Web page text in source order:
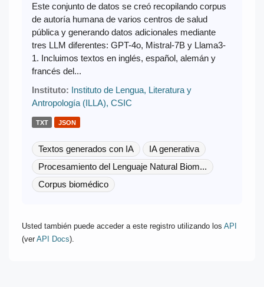
Este conjunto de datos se creó recopilando corpus
de autoría humana de varios centros de salud
pública y generando datos adicionales mediante
tres LLM diferentes: GPT-4o, Mistral-7B y Llama3-
1. Incluimos textos en inglés, español, alemán y
francés del...
Instituto: Instituto de Lengua, Literatura y
Antropología (ILLA), CSIC
TXT JSON
Textos generados con IA
IA generativa
Procesamiento del Lenguaje Natural Biom...
Corpus biomédico
Usted también puede acceder a este registro utilizando los API
(ver API Docs).